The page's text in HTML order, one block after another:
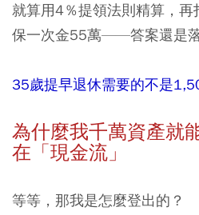
就算用4％提領法則精算，
保一次金55萬——答案還是落
35歲提早退休需要的不是
為什麼我千萬資產就
在「現金流」
等等，那我是怎麼登出的？